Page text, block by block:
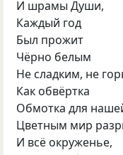
И шрамы Души,
Каждый год
Был прожит
Чёрно белым
Не сладким, не
Как обвёртка
Обмотка для
Цветным мир
И всё окруженье,